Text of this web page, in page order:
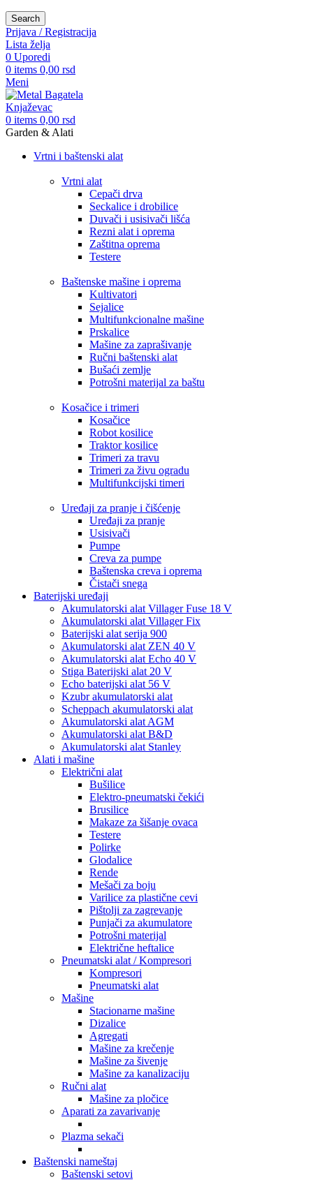
Search
Prijava / Registracija
Lista želja
0 Uporedi
0 items 0,00 rsd
Meni
0 items 0,00 rsd
Garden & Alati
Vrtni i baštenski alat
Vrtni alat
Cepači drva
Seckalice i drobilice
Duvači i usisivači lišća
Rezni alat i oprema
Zaštitna oprema
Testere
Baštenske mašine i oprema
Kultivatori
Sejalice
Multifunkcionalne mašine
Prskalice
Mašine za zaprašivanje
Ručni baštenski alat
Bušaći zemlje
Potrošni materijal za baštu
Kosačice i trimeri
Kosačice
Robot kosilice
Traktor kosilice
Trimeri za travu
Trimeri za živu ogradu
Multifunkcijski timeri
Uređaji za pranje i čišćenje
Uređaji za pranje
Usisivači
Pumpe
Creva za pumpe
Baštenska creva i oprema
Čistači snega
Baterijski uređaji
Akumulatorski alat Villager Fuse 18 V
Akumulatorski alat Villager Fix
Baterijski alat serija 900
Akumulatorski alat ZEN 40 V
Akumulatorski alat Echo 40 V
Stiga Baterijski alat 20 V
Echo baterijski alat 56 V
Kzubr akumulatorski alat
Scheppach akumulatorski alat
Akumulatorski alat AGM
Akumulatorski alat B&D
Akumulatorski alat Stanley
Alati i mašine
Električni alat
Bušilice
Elektro-pneumatski čekići
Brusilice
Makaze za šišanje ovaca
Testere
Polirke
Glodalice
Rende
Mešači za boju
Varilice za plastične cevi
Pištolji za zagrevanje
Punjači za akumulatore
Potrošni materijal
Električne heftalice
Pneumatski alat / Kompresori
Kompresori
Pneumatski alat
Mašine
Stacionarne mašine
Dizalice
Agregati
Mašine za krečenje
Mašine za šivenje
Mašine za kanalizaciju
Ručni alat
Mašine za pločice
Aparati za zavarivanje
Plazma sekači
Baštenski nameštaj
Baštenski setovi